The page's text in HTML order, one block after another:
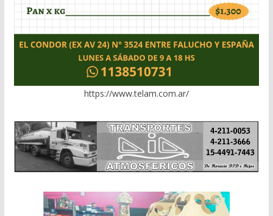
https://www.telam.com.ar/